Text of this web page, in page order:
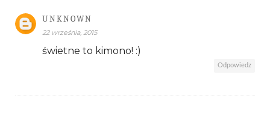
UNKNOWN
22 września, 2015
świetne to kimono! :)
Odpowiedz